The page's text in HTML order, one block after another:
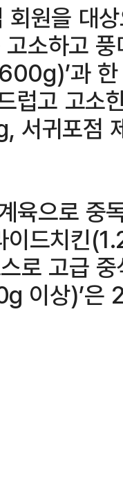
회원을 대
고소하고
과
럽고 고소
서귀포점
육으로 중
이드치킨
고급 중
이상)’